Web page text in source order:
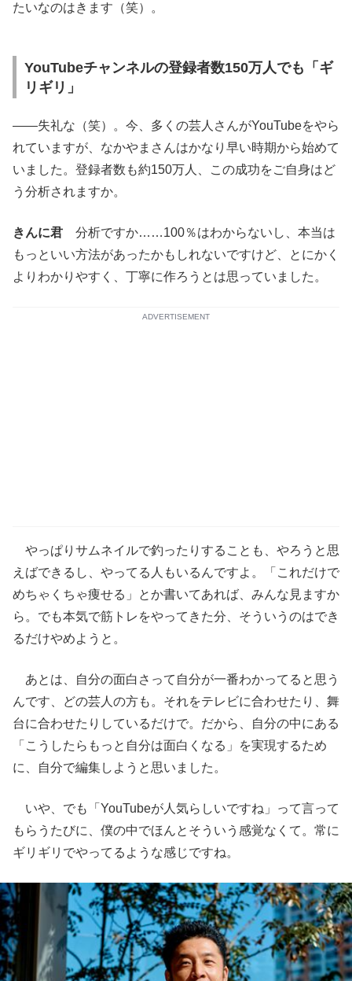
たいなのはきます（笑）。
YouTubeチャンネルの登録者数150万人でも「ギ
リギリ」
――失礼な（笑）。今、多くの芸人さんがYouTubeをやら
れていますが、なかやまさんはかなり早い時期から始めて
いました。登録者数も約150万人、この成功をご自身はど
う分析されますか。
きんに君 分析ですか……100％はわからないし、本当は
もっといい方法があったかもしれないですけど、とにかく
よりわかりやすく、丁寧に作ろうとは思っていました。
ADVERTISEMENT
やっぱりサムネイルで釣ったりすることも、やろうと思
えばできるし、やってる人もいるんですよ。「これだけで
めちゃくちゃ痩せる」とか書いてあれば、みんな見ますか
ら。でも本気で筋トレをやってきた分、そういうのはでき
るだけやめようと。
あとは、自分の面白さって自分が一番わかってると思う
んです、どの芸人の方も。それをテレビに合わせたり、舞
台に合わせたりしているだけで。だから、自分の中にある
「こうしたらもっと自分は面白くなる」を実現するため
に、自分で編集しようと思いました。
いや、でも「YouTubeが人気らしいですね」って言って
もらうたびに、僕の中でほんとそういう感覚なくて。常に
ギリギリでやってるような感じですね。